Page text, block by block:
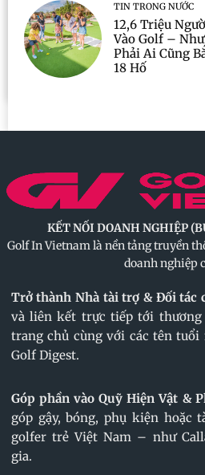
TIN TRONG NƯỚC
12,6 Triệu
Vào Golf –
Phải Ai Cũng
18 Hố
KẾT NỐI DOANH NGHIỆP
Golf In Vietnam là nền tảng truyền
doanh nghiệp
Trở thành Nhà tài trợ & Đối tác
và liên kết trực tiếp tới thương
trang chủ cùng với các tên tuổi
Golf Digest.
Góp phần vào Quỹ Hiện Vật &
góp gậy, bóng, phụ kiện hoặc
golfer trẻ Việt Nam – như
gia.